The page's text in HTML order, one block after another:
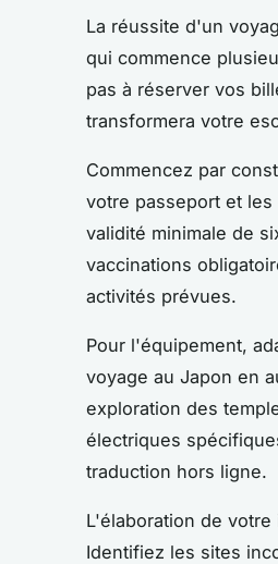
La réussite d'un
qui commence
pas à réserver vos
transformera votre
Commencez par
votre passeport et
validité minimale de
vaccinations
activités prévues.
Pour l'équipement,
voyage au Japon en
exploration des
électriques
traduction hors ligne.
L'élaboration de votre
Identifiez les sites